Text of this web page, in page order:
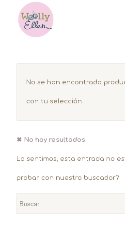
No se han encontrado
con tu selección.
✖ No hay resultados
Lo sentimos, esta entrada no
probar con nuestro buscador?